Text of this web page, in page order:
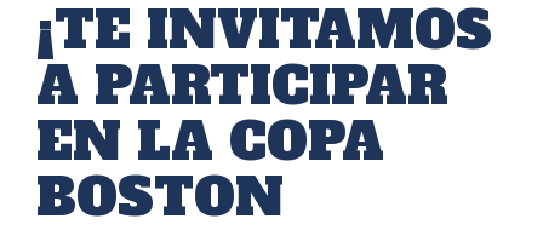
Bernardo
¡TE INVITAMOS
A PARTICIPAR
EN LA COPA
BOSTON